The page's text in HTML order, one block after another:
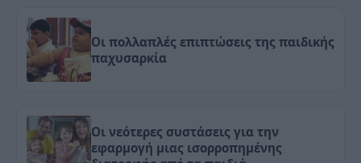
Οι πολλαπλές επιπτώσεις της παιδικής
παχυσαρκία
Οι νεότερες συστάσεις για την
εφαρμογή μιας ισορροπημένης